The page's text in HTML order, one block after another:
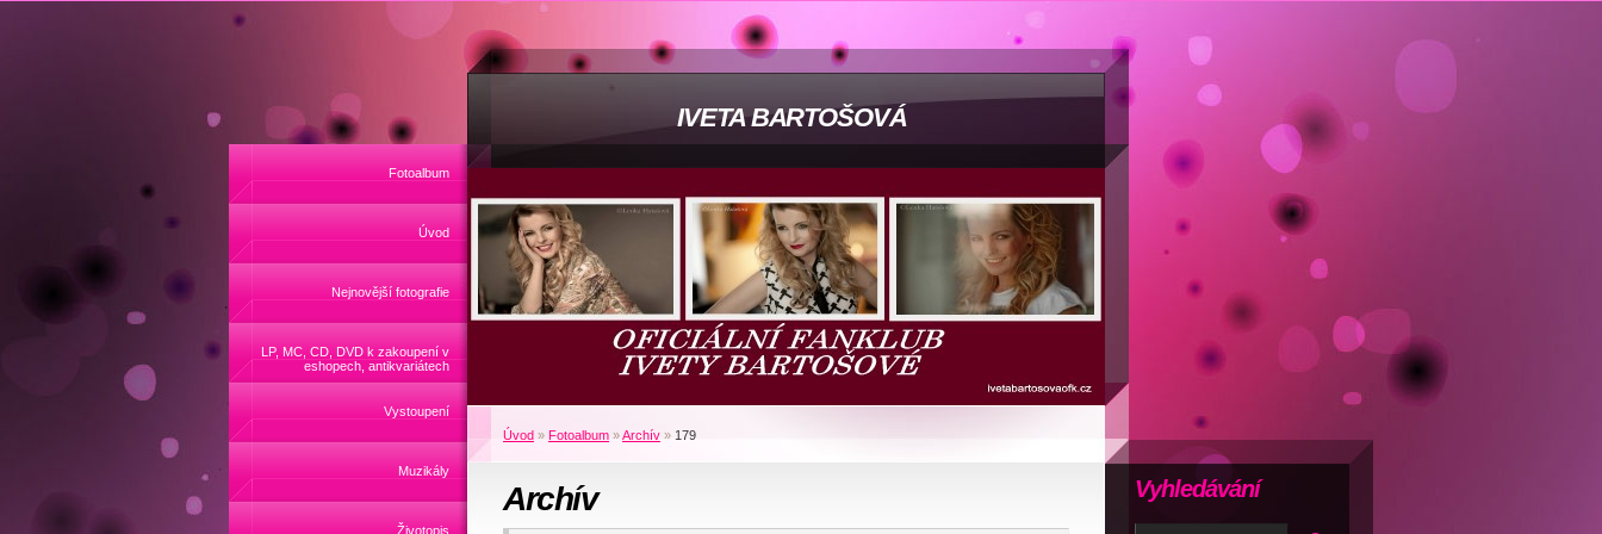
IVETA BARTOŠOVÁ
Fotoalbum
Úvod
Nejnovější fotografie
LP, MC, CD, DVD k zakoupení v
eshopech, antikvariátech
Vystoupení
Muzikály
Životopis
Úvod » Fotoalbum »Archív » 179
Archív Vyhledávání